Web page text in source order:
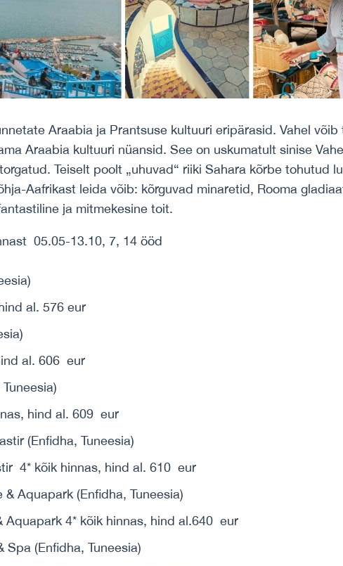
Araabia ja Prantsuse kultuuri eripärasid. Vahel
Araabia kultuuri nüansid. See on uskumatult sinise
Teiselt poolt „uhuvad“ riiki Sahara kõrbe tohutud
Aafrikast leida võib: kõrguvad minaretid, Rooma
ja mitmekesine toit.
05.05-13.10, 7, 14 ööd
al. 576 eur
al. 606 eur
hind al. 609 eur
4* kõik hinnas, hind al. 610 eur
Aquapark 4* kõik hinnas, hind al.640 eur